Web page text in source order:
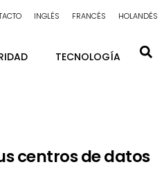
INGLÉS FRANCÉS HOLANDÉS
TECNOLOGÍA
centros de datos